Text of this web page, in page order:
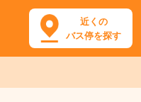
近くの
バス停を探す